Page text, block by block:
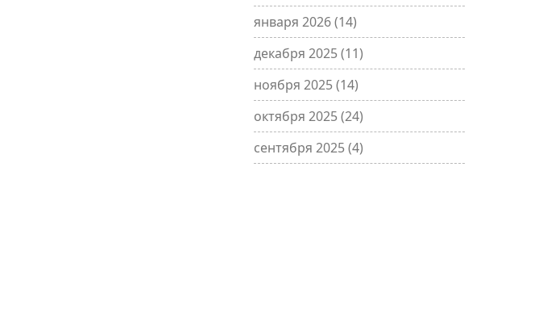
января 2026(14)
декабря 2025(11)
ноября 2025(14)
октября 2025(24)
сентября 2025(4)